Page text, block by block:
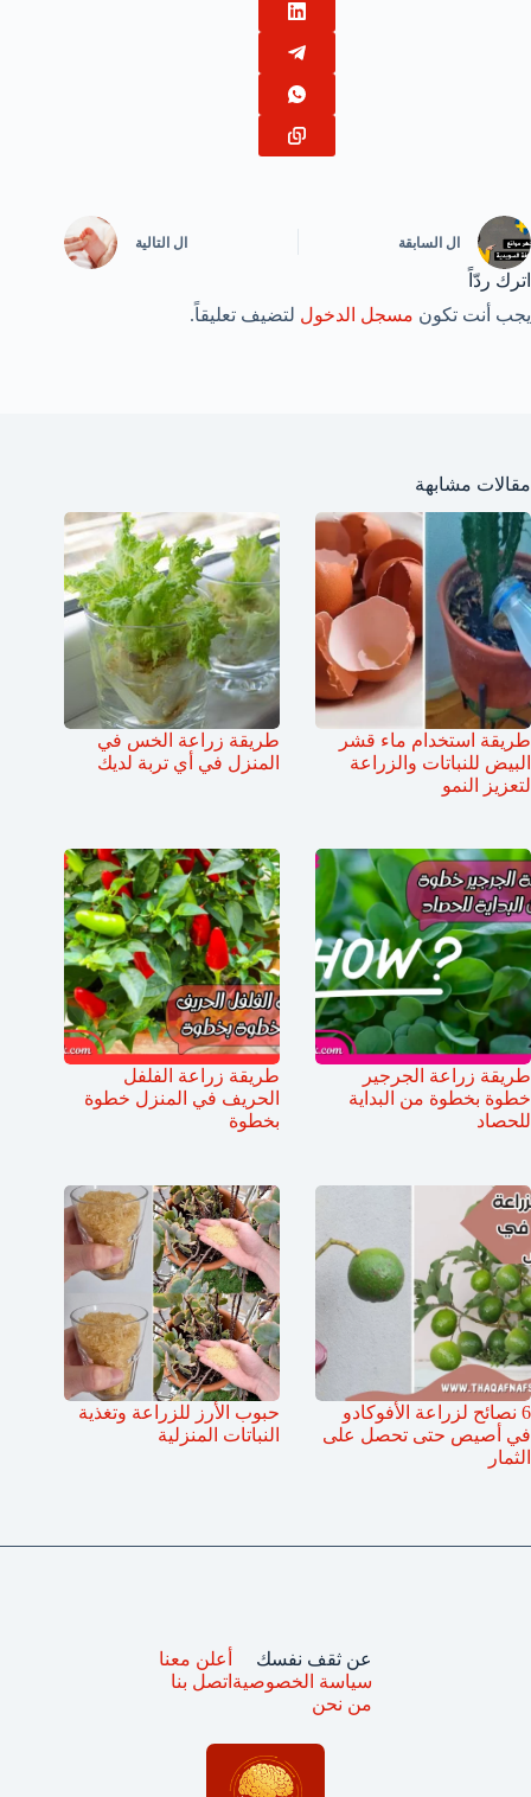
ال السابقة ال التالية
اترك ردّاً
يجب أنت تكون مسجل الدخول لتضيف تعليقاً.
مقالات مشابهة
طريقة استخدام ماء قشر
البيض للنباتات والزراعة
لتعزيز النمو
طريقة زراعة الخس في
المنزل في أي تربة لديك
طريقة زراعة الجرجير
خطوة بخطوة من البداية
للحصاد
طريقة زراعة الفلفل
الحريف في المنزل خطوة
بخطوة
6 نصائح لزراعة الأفوكادو
في أصيص حتى تحصل على
الثمار
حبوب الأرز للزراعة وتغذية
النباتات المنزلية
عن ثقف نفسك
سياسة الخصوصية
من نحن
أعلن معنا
اتصل بنا